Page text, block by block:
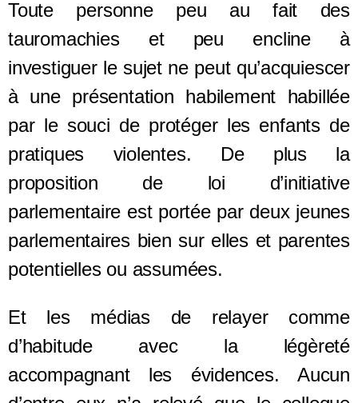
Toute personne peu au fait des
tauromachies et peu encline à
investiguer le sujet ne peut qu’acquiescer
à une présentation habilement habillée
par le souci de protéger les enfants de
pratiques violentes. De plus la
proposition de loi d’initiative
parlementaire est portée par deux jeunes
parlementaires bien sur elles et parentes
potentielles ou assumées.
Et les médias de relayer comme
d’habitude avec la légèreté
accompagnant les évidences. Aucun